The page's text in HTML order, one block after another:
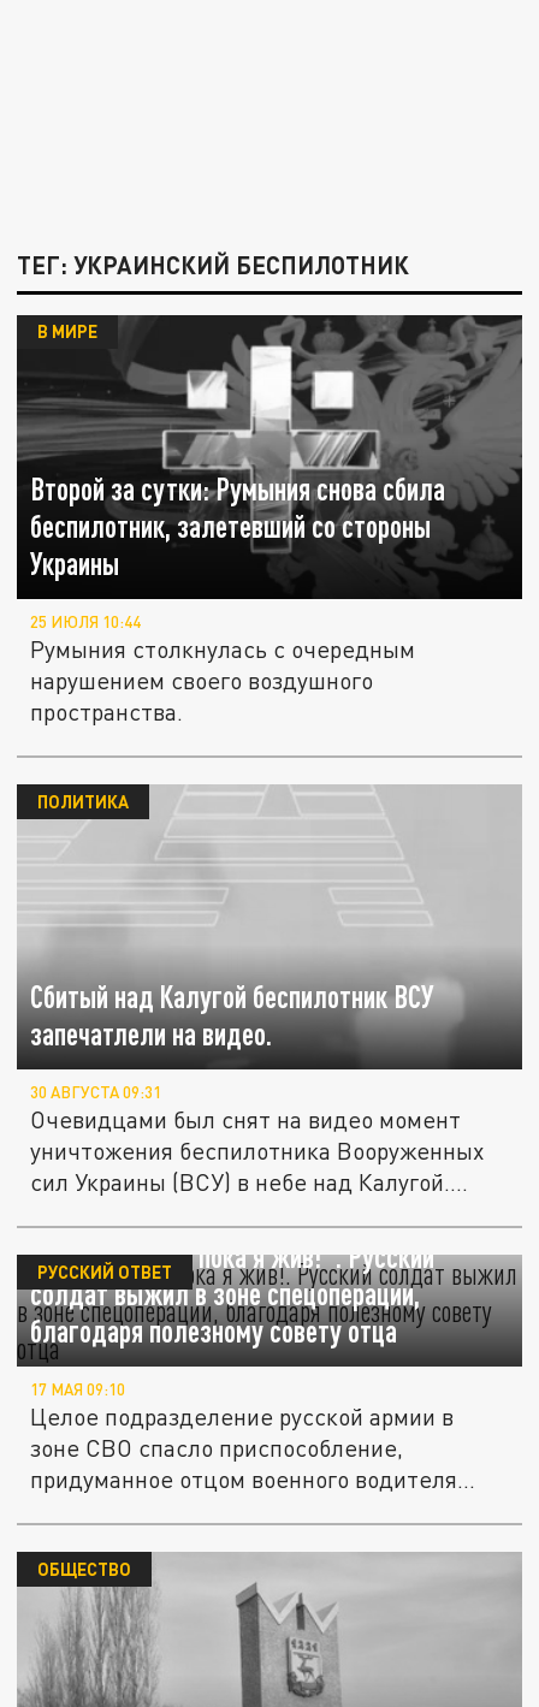
ТЕГ: УКРАИНСКИЙ БЕСПИЛОТНИК
Второй за сутки: Румыния снова сбила
беспилотник, залетевший со стороны
Украины
В МИРЕ
25 ИЮЛЯ 10:44
Румыния столкнулась с очередным
нарушением своего воздушного
пространства.
Сбитый над Калугой беспилотник ВСУ
запечатлели на видео.
ПОЛИТИКА
30 АВГУСТА 09:31
Очевидцами был снят на видео момент
уничтожения беспилотника Вооруженных
сил Украины (ВСУ) в небе над Калугой....
"Служи сынок, пока я жив!". Русский
солдат выжил в зоне спецоперации,
благодаря полезному совету отца
РУССКИЙ ОТВЕТ
17 МАЯ 09:10
Целое подразделение русской армии в
зоне СВО спасло приспособление,
придуманное отцом военного водителя...
ОБЩЕСТВО